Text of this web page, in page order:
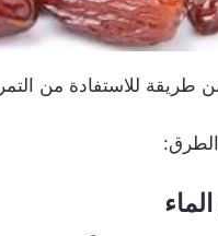
طريقة للاستفادة من